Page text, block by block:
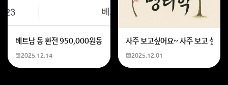
밧데리는 충전기만 해당되고 나머지 에어팟 핸드폰 카메
라 손풍기는 제외입니다
베트남 동 환전 950,000원동 한화 계산할때0하나 빼고 나누기 2하면
2025.12.14
사주 보고싶어요~ 사주 보고 싶
2025.12.01